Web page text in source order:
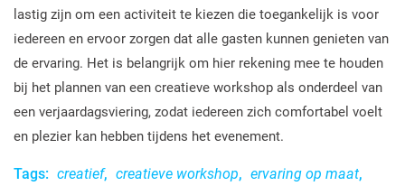
lastig zijn om een activiteit te kiezen die toegankelijk is voor
iedereen en ervoor zorgen dat alle gasten kunnen genieten van
de ervaring. Het is belangrijk om hier rekening mee te houden
bij het plannen van een creatieve workshop als onderdeel van
een verjaardagsviering, zodat iedereen zich comfortabel voelt
en plezier kan hebben tijdens het evenement.
Tags: creatief, creatieve workshop, ervaring op maat,